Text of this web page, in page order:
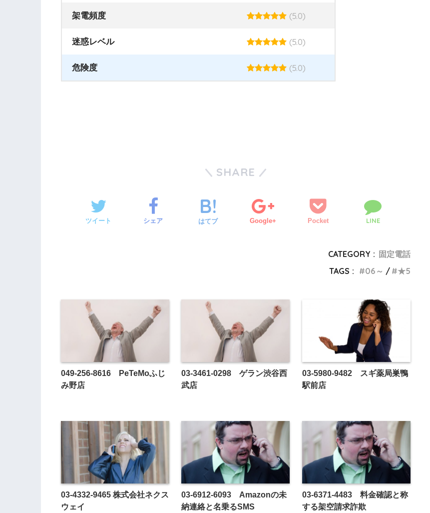
架電頻度 (5.0)
迷惑レベル (5.0)
危険度 (5.0)
SHARE
ツイート シェア はてブ Google+ Pocket LINE
CATEGORY : 固定電話
TAGS :
06～ ★5
049-256-8616 PeTeMoふじ
み野店
03-3461-0298 ゲラン渋谷西
武店
03-5980-9482 スギ薬局巣鴨
駅前店
03-4332-9465 株式会社ネクス
ウェイ
03-6912-6093 Amazonの未
納連絡と名乗るSMS
03-6371-4483 料金確認と称
する架空請求詐欺